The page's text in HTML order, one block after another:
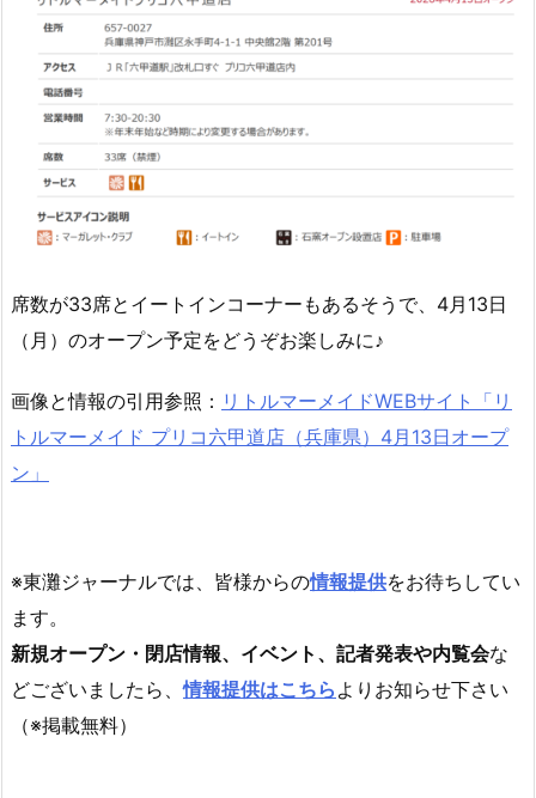
席数が33席とイートインコーナーもあるそうで、4月13日
（月）のオープン予定をどうぞお楽しみに♪
画像と情報の引用参照： リトルマーメイドWEBサイト「リ
トルマーメイド プリコ六甲道店（兵庫県）4月13日オープ
ン」
※東灘ジャーナルでは、皆様からの情報提供をお待ちしてい
ます。
新規オープン・閉店情報、イベント、記者発表や内覧会な
どございましたら、情報提供はこちら よりお知らせ下さい
（※掲載無料）